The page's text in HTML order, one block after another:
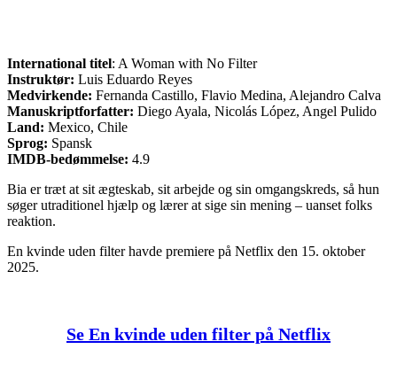
International titel: A Woman with No Filter
Instruktør: Luis Eduardo Reyes
Medvirkende: Fernanda Castillo, Flavio Medina, Alejandro Calva
Manuskriptforfatter: Diego Ayala, Nicolás López, Angel Pulido
Land: Mexico, Chile
Sprog: Spansk
IMDB-bedømmelse: 4.9
Bia er træt at sit ægteskab, sit arbejde og sin omgangskreds, så hun
søger utraditionel hjælp og lærer at sige sin mening – uanset folks
reaktion.
En kvinde uden filter havde premiere på Netflix den 15. oktober
2025.
Se En kvinde uden filter på Netflix